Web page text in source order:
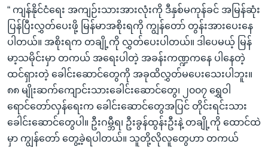
“ ကျန်နိုင်ငံရေး အကျဉ်းသားအားလုံးကို ဒီနှစ်မကုန်ခင် အမြန်ဆုံး
ပြန်ပြီးလွှတ်ပေးဖို့ မြန်မာအစိုးရကို ကျွန်တော် တွန်းအားပေးနေ
ပါတယ်။ အစိုးရက တချို့ကို လွှတ်ပေးပါတယ်။ ဒါပေမယ့် မြန်
မာ့သမိုင်းမှာ တကယ် အရေးပါတဲ့ အခန်းကဏ္ဍကနေ ပါနေတဲ့
ထင်ရှားတဲ့ ခေါင်းဆောင်တွေကို အခုထိလွှတ်မပေးသေးပါဘူး။
၈၈ မျိုးဆက်ကျောင်းသားခေါင်းဆောင်တွေ၊ ၂၀၀၇ ရွှေဝါ
ရောင်တော်လှန်ရေးက ခေါင်းဆောင်တွေအပြင် တိုင်းရင်းသား
ခေါင်းဆောင်တွေပါ။ ဦးဂမ္ဘီရ၊ ဦးခွန်ထွန်းဦးနဲ့ တချို့ကို ထောင်ထဲ
မှာ ကျွန်တော် တွေ့ခဲ့ရပါတယ်။ သူတို့လိုလူတွေဟာ တကယ်